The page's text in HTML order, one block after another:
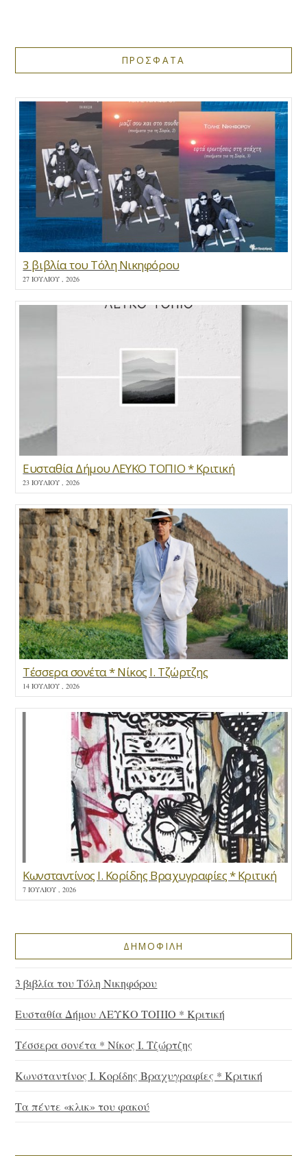
ΠΡΟΣΦΑΤΑ
3 βιβλία του Τόλη Νικηφόρου
27 ΙΟΥΛΊΟΥ , 2026
Ευσταθία Δήμου ΛΕΥΚΟ ΤΟΠΙΟ * Κριτική
23 ΙΟΥΛΊΟΥ , 2026
Τέσσερα σονέτα * Νίκος Ι. Τζώρτζης
14 ΙΟΥΛΊΟΥ , 2026
Κωνσταντίνος Ι. Κορίδης Βραχυγραφίες * Κριτική
7 ΙΟΥΛΊΟΥ , 2026
ΔΗΜΟΦΙΛΗ
3 βιβλία του Τόλη Νικηφόρου
Ευσταθία Δήμου ΛΕΥΚΟ ΤΟΠΙΟ * Κριτική
Τέσσερα σονέτα * Νίκος Ι. Τζώρτζης
Κωνσταντίνος Ι. Κορίδης Βραχυγραφίες * Κριτική
Τα πέντε «κλικ» του φακού